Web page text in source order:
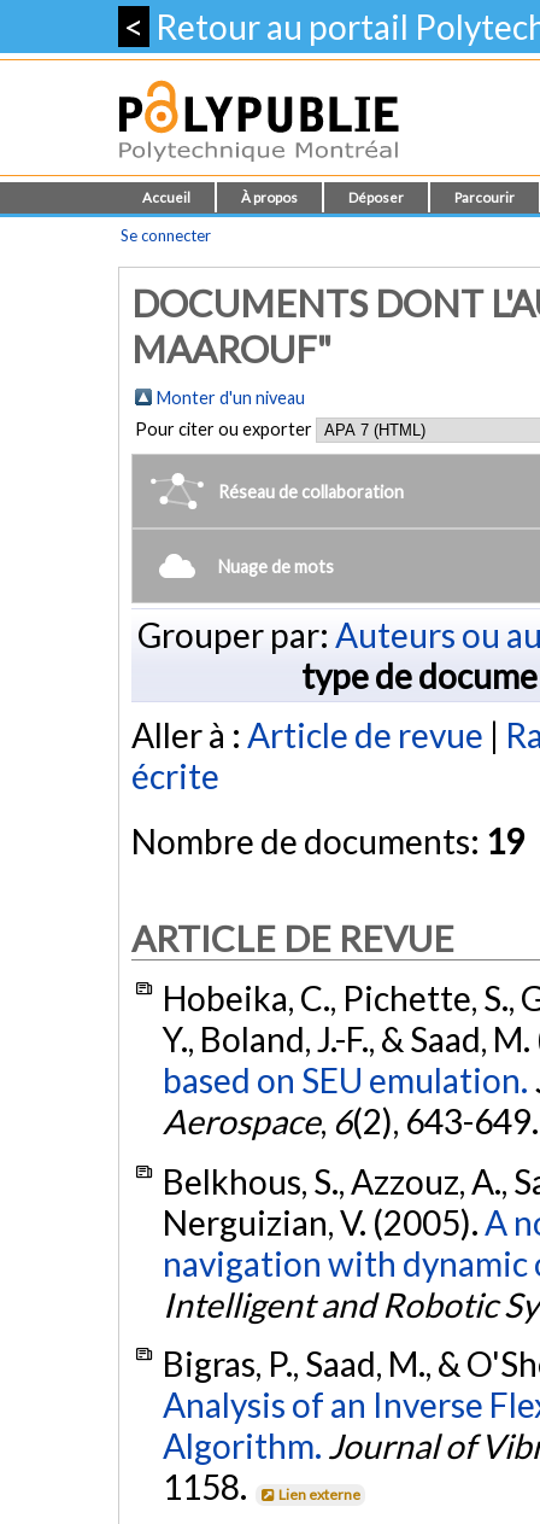
< Retour au portail
Accueil À propos Déposer Parcourir
Se connecter
DOCUMENTS DONT
MAAROUF"
Monter d'un niveau
Pour citer ou exporter
Réseau de collaboration
Nuage de mots
Grouper par: Auteurs ou
type de
Aller à : Article de revue |
écrite
Nombre de documents: 19
ARTICLE DE REVUE
Hobeika, C., Pichette, S.,
Y., Boland, J.-F., & Saad,
based on SEU emulation.
Aerospace, 6(2), 643-
Belkhous, S., Azzouz, A.,
Nerguizian, V. (2005). A
navigation with dynamic
Intelligent and Robotic
Bigras, P., Saad, M., &
Analysis of an Inverse
Algorithm. Journal of
1158.
Lien externe